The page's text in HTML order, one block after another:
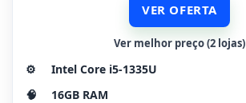
VER OFERTA
Ver melhor preço (2 lojas)
⚙️
Intel Core i5-1335U
🧠
16GB RAM